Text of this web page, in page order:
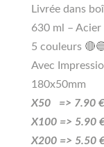
Livrée dans
630 ml – Acier
5 couleurs
Avec
180x50mm
X50 => 7.90
X100 => 5.90
X200 => 5.50